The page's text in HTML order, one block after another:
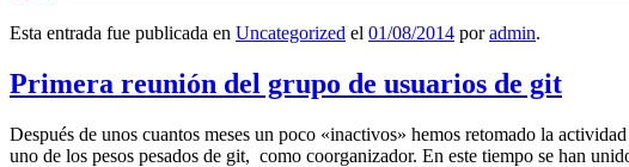
Esta entrada fue publicada en Uncategorized el 01/08/2014 poradmin.
Primera reunión del grupo de usuarios de git
Después de unos cuantos meses un poco «inactivos» hemos retomado la
uno de los pesos pesados de git, como coorganizador. En este tiempo se han